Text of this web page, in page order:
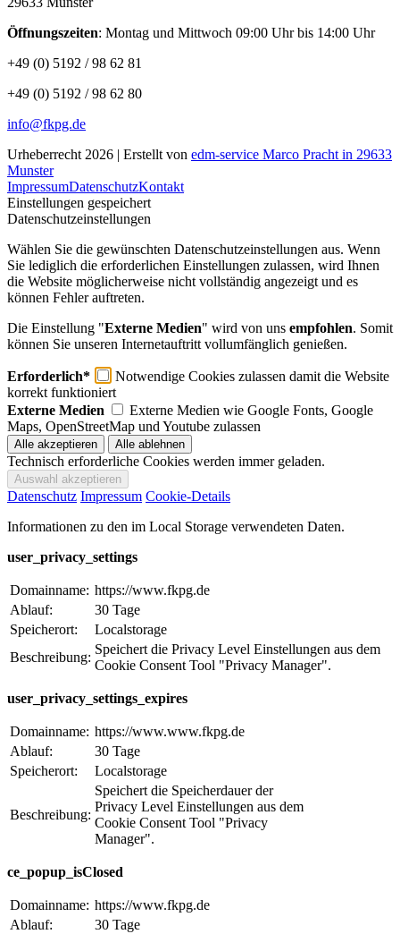
Öffnungszeiten: Montag und Mittwoch 09:00 Uhr bis 14:00 Uhr
+49 (0) 5192 / 98 62 81
+49 (0) 5192 / 98 62 80
info@fkpg.de
Urheberrecht 2026 | Erstellt von edm-service Marco Pracht in 29633
Munster
ImpressumDatenschutzKontakt
Einstellungen gespeichert
Datenschutzeinstellungen
Wählen Sie die gewünschten Datenschutzeinstellungen aus. Wenn
Sie lediglich die erforderlichen Einstellungen zulassen, wird Ihnen
die Website möglicherweise nicht vollständig angezeigt und es
können Fehler auftreten.
Die Einstellung "Externe Medien" wird von uns empfohlen. Somit
können Sie unseren Internetauftritt vollumfänglich genießen.
Erforderlich*
Notwendige Cookies zulassen damit die Website
korrekt funktioniert
Externe Medien
Externe Medien wie Google Fonts, Google
Maps, OpenStreetMap und Youtube zulassen
Technisch erforderliche Cookies werden immer geladen.
Datenschutz Impressum Cookie-Details
Informationen zu den im Local Storage verwendeten Daten.
user_privacy_settings
Domainname: https://www.fkpg.de
Ablauf:
30 Tage
Speicherort:
Localstorage
Beschreibung:
Speichert die Privacy Level Einstellungen aus dem
Cookie Consent Tool "Privacy Manager".
user_privacy_settings_expires
Domainname: https://www.www.fkpg.de
Ablauf:
30 Tage
Speicherort:
Localstorage
Beschreibung:
Speichert die Speicherdauer der
Privacy Level Einstellungen aus dem
Cookie Consent Tool "Privacy
Manager".
ce_popup_isClosed
Domainname: https://www.fkpg.de
Ablauf:
30 Tage